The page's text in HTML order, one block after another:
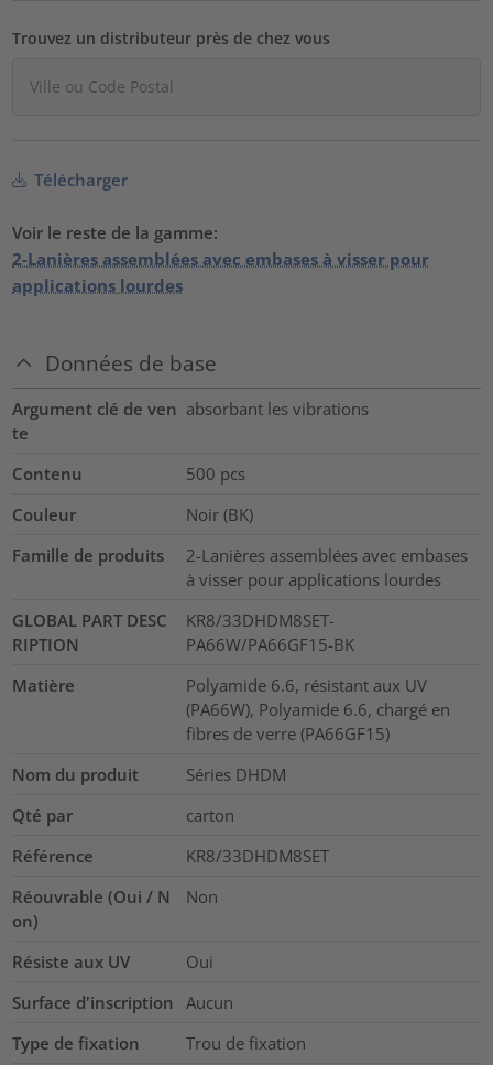
Trouvez un distributeur près de chez vous
Télécharger
Voir le reste de la gamme:
2-Lanières assemblées avec embases à visser pour
applications lourdes
Données de base
Argument clé de ven
te
absorbant les vibrations
Contenu 500 pcs
Couleur
Noir (BK)
Famille de produits
2-Lanières assemblées avec embases
à visser pour applications lourdes
GLOBAL PART DESC
RIPTION
KR8/33DHDM8SET-
PA66W/PA66GF15-BK
Matière
Polyamide 6.6, résistant aux UV
(PA66W), Polyamide 6.6, chargé en
fibres de verre (PA66GF15)
Nom du produit
Séries DHDM
Qté par
carton
Référence
KR8/33DHDM8SET
Réouvrable (Oui / N
on)
Non
Résiste aux UV
Oui
Surface d'inscription Aucun
Type de fixation
Trou de fixation